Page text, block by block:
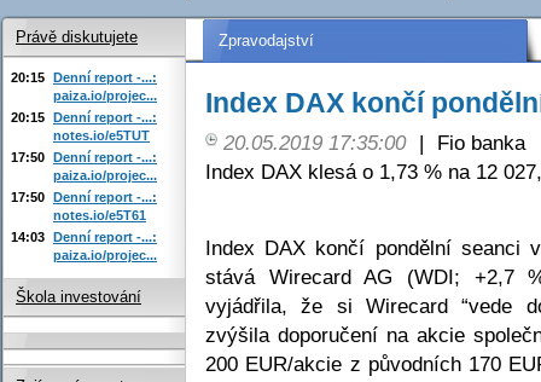
Zpravodajství
Index DAX končí
20.05.2019 17:35:00 |
Fio banka
Index DAX klesá o 1,73 % na 12
Index DAX končí pondělní seanci
stává Wirecard AG (WDI; +2,7
vyjádřila, že si Wirecard “vede
zvýšila doporučení na akcie
200 EUR/akcie z původních 170
Právě diskutujete
20:15 Denní report -...:
paiza.io/projec...
20:15 Denní report -...:
notes.io/e5TUT
17:50 Denní report -...:
paiza.io/projec...
17:50 Denní report -...:
notes.io/e5T61
14:03 Denní report -...:
paiza.io/projec...
Škola investování